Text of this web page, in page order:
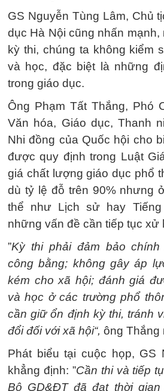
GS Nguyễn Tùng Lâm, Chủ
dục Hà Nội cũng nhấn
kỳ thi, chúng ta không kiểm
và học, đặc biệt là những
trong giáo dục.
Ông Phạm Tất Thắng, Phó
Văn hóa, Giáo dục, Thanh
Nhi đồng của Quốc hội cho
được quy định trong Luật
giá chất lượng giáo dục phổ
dù tỷ lệ đỗ trên 90% nhưng
thể như Lịch sử hay
những vấn đề cần tiếp tục xử
”Kỳ thi phải đảm bảo chính
công bằng; không gây áp
kém cho xã hội; đánh giá
và học ở các trường phổ
cần giữ ổn định kỳ thi, tránh
đổi đối với xã hội“, ông Thắng
Phát biểu tại cuộc họp, GS
khẳng định: ”Cần thi và tiếp
Bộ GD&ĐT đã đạt thời gian